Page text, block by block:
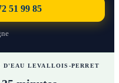
51 99 85
D'EAU LEVALLOIS-PERRET